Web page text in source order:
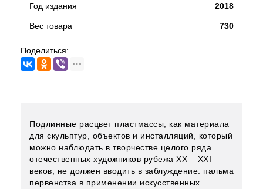
Год издания 2018
Вес товара 730
Поделиться:
Подлинные расцвет пластмассы, как материала
для скульптур, объектов и инсталляций, который
можно наблюдать в творчестве целого ряда
отечественных художников рубежа XX – XXI
веков, не должен вводить в заблуждение: пальма
первенства в применении искусственных